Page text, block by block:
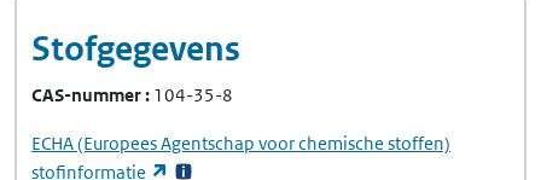
Stofgegevens
CAS-nummer 104-35-8
ECHA(Europees Agentschap voor chemische stoffen)
stofinformatie
(opent in een nieuw tabblad)